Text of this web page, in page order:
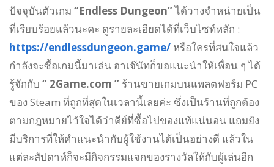
ปัจจุบันตัวเกม “Endless Dungeon”ได้วางจำหน่ายเป็น
ที่เรียบร้อยแล้วนะคะ ดูรายละเอียดได้ที่เว็บไซท์หลัก :
https://endlessdungeon.game/ หรือใครที่สนใจแล้ว
กำลังจะซื้อเกมนี้มาเล่น อาเจ๊นัทก็ขอแนะนำให้เพื่อน ๆ ได้
รู้จักกับ “ 2Game.com ” ร้านขายเกมบนแพลตฟอร์ม PC
ของ Steam ที่ถูกที่สุดในเวลานี้เลยค่ะ ซึ่งเป็นร้านที่ถูกต้อง
ตามกฎหมายไว้ใจได้ว่าคีย์ที่ซื้อไปของแท้แน่นอน แถมยัง
มีบริการที่ให้คำแนะนำกับผู้ใช้งานได้เป็นอย่างดี แล้วใน
แต่ละสัปดาห์ก็จะมีกิจกรรมแจกของรางวัลให้กับผู้เล่นอีก